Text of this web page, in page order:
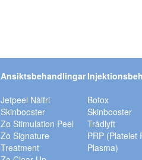
Ansiktsbehandlingar
Jetpeel Nålfri
Skinbooster
Zo Stimulation Peel
Zo Signature
Treatment
Botox
Skinbooster
Trådlyft
PRP (Platelet
Plasma)